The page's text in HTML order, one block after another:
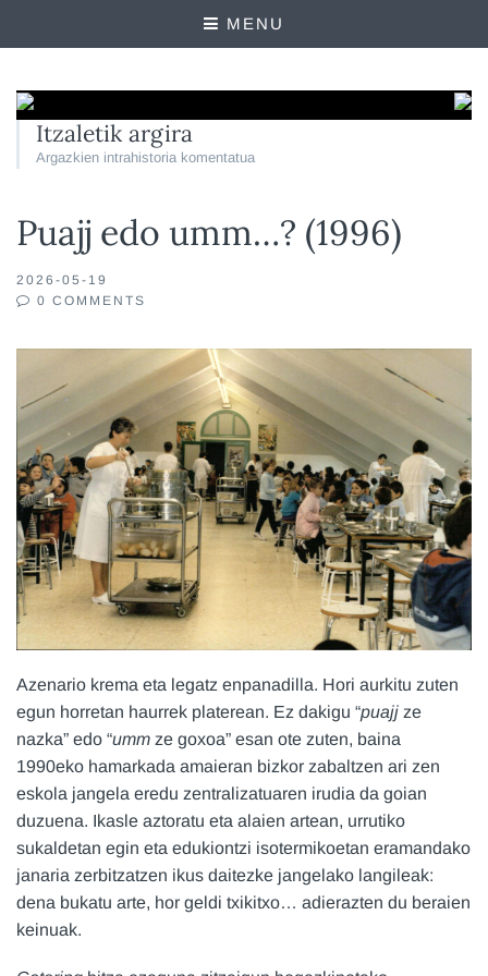
MENU
Itzaletik argira
Argazkien intrahistoria komentatua
Puajj edo umm…? (1996)
2026-05-19
0 COMMENTS
Azenario krema eta legatz enpanadilla. Hori aurkitu zuten
egun horretan haurrek platerean. Ez dakigu “puajj ze
nazka” edo “umm ze goxoa” esan ote zuten, baina
1990eko hamarkada amaieran bizkor zabaltzen ari zen
eskola jangela eredu zentralizatuaren irudia da goian
duzuena. Ikasle aztoratu eta alaien artean, urrutiko
sukaldetan egin eta edukiontzi isotermikoetan eramandako
janaria zerbitzatzen ikus daitezke jangelako langileak:
dena bukatu arte, hor geldi txikitxo… adierazten du beraien
keinuak.